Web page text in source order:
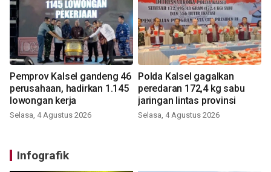
Pemprov Kalsel gandeng 46
perusahaan, hadirkan 1.145
lowongan kerja
Selasa, 4 Agustus 2026
Polda Kalsel gagalkan
peredaran 172,4 kg sabu
jaringan lintas provinsi
Selasa, 4 Agustus 2026
Infografik